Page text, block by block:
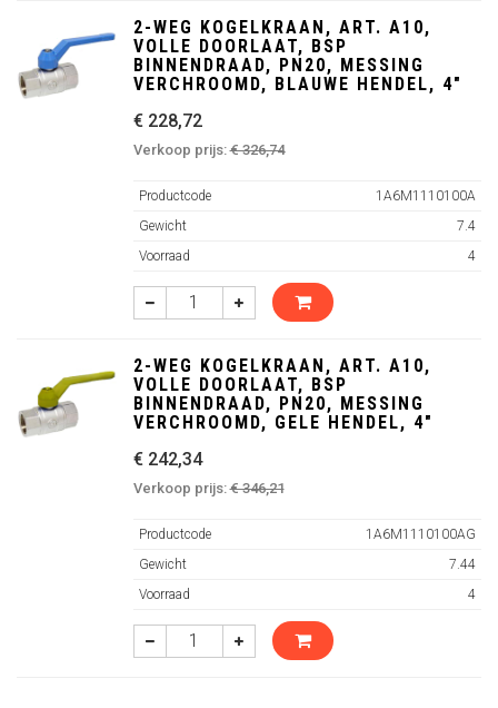
2-WEG KOGELKRAAN, ART. A10,
VOLLE DOORLAAT, BSP
BINNENDRAAD, PN20, MESSING
VERCHROOMD, BLAUWE HENDEL, 4"
€ 228,72
Verkoop prijs:€ 326,74
Productcode
1A6M1110100A
Gewicht
7.4
Voorraad
4
2-WEG KOGELKRAAN, ART. A10,
VOLLE DOORLAAT, BSP
BINNENDRAAD, PN20, MESSING
VERCHROOMD, GELE HENDEL, 4"
€ 242,34
Verkoop prijs:€ 346,21
Productcode
1A6M1110100AG
Gewicht
7.44
Voorraad
4